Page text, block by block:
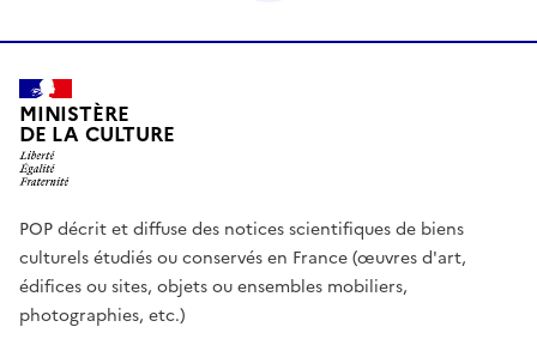
MINISTÈRE
DE LA CULTURE
POP décrit et diffuse des notices scientifiques de biens
culturels étudiés ou conservés en France (œuvres d'art,
édifices ou sites, objets ou ensembles mobiliers,
photographies, etc.)